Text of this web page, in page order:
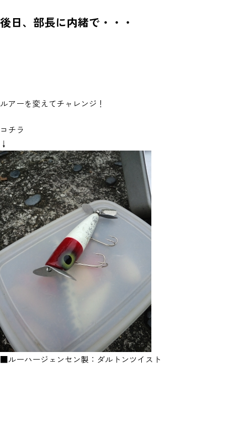
後日、部長に内緒で・・・
ルアーを変えてチャレンジ！
コチラ
↓
■ルーハージェンセン製：ダルトンツイスト